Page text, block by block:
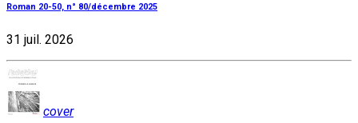
Roman 20-50, n° 80/décembre 2025
31 juil. 2026
cover